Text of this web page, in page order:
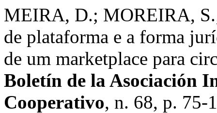
MEIRA, D.; MOREIRA,
de plataforma e a forma
de um marketplace para
Boletín de la Asociación
Cooperativo, n. 68, p. 75-